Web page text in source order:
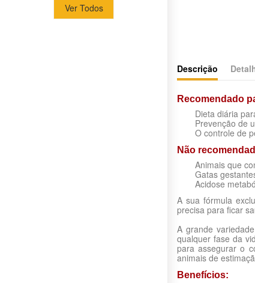
Ver Todos
Descrição
Recomendado
Dieta diária
Prevenção de
O controle de
Não
Animais que
Gatas
Acidose
A sua fórmula
precisa para ficar
A grande
qualquer fase da
para assegurar o
animais de
Benefícios: